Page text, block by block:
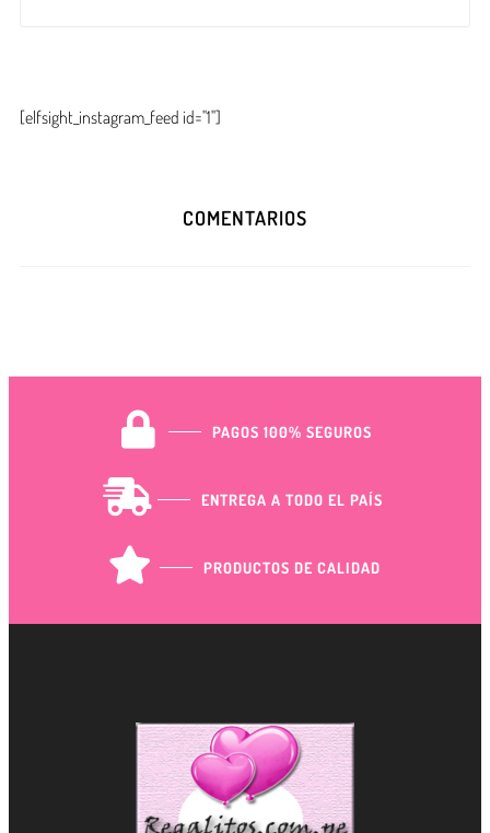
[elfsight_instagram_feed id="1"]
COMENTARIOS
PAGOS 100% SEGUROS
ENTREGA A TODO EL PAÍS
PRODUCTOS DE CALIDAD